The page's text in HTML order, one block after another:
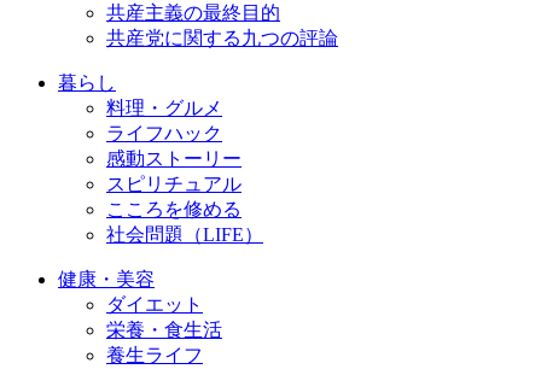
共産主義の最終目的
共産党に関する九つの評論
暮らし
料理・グルメ
ライフハック
感動ストーリー
スピリチュアル
こころを修める
社会問題（LIFE）
健康・美容
ダイエット
栄養・食生活
養生ライフ